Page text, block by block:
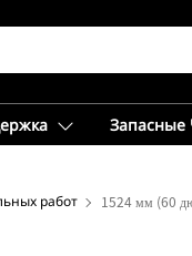
Запасные
работ 1524 мм (60